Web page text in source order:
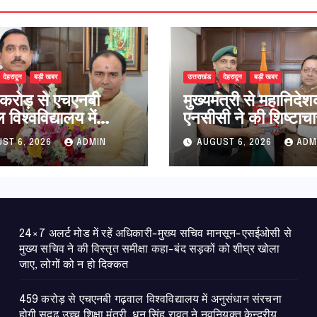
देहरादून बड़ी खबर
से एचएनबी
में
संरचना होगी
शिक्षा मंत्री धन
ने नवनियुक्त
6, 2026 ADMIN
उत्तराखंड देहरादून बड़ी खबर
मुख्यमंत्री से
एनसीसी ने की
भेंट,उत्तराखण्ड में
विस्तार एवं आधुनिक
आधारभूत संरचना के
AUGUST 6, 2026
24×7 अलर्ट मोड में रहें अधिकारी-मुख्य सचिव मानसून-एसईओसी से
मुख्य सचिव ने की विस्तृत समीक्षा कहा-बंद सड़कों को शीघ्र खोला
जाए, लोगों को न हो दिक्कत
459 करोड़ से एचएनबी गढ़वाल विश्वविद्यालय में अनुसंधान संरचना